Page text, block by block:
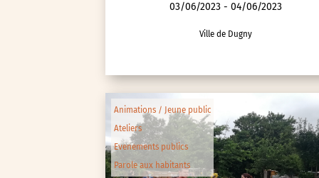
03/06/2023 - 04/06/2023
Ville de Dugny
Animations / Jeune public
Ateliers
Evenements publics
Parole aux habitants